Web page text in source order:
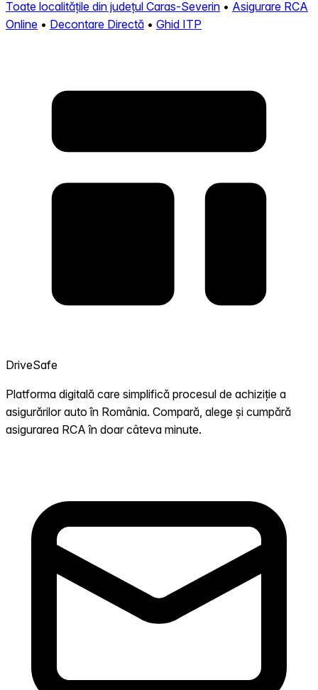
Toate localitățile din județul Caras-Severin • Asigurare RCA
Online • Decontare Directă • Ghid ITP
DriveSafe
Platforma digitală care simplifică procesul de achiziție a
asigurărilor auto în România. Compară, alege și cumpără
asigurarea RCA în doar câteva minute.